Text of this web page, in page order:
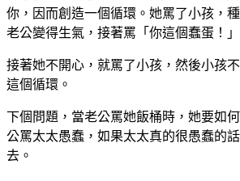
你，因而創造一個循環。她罵了小孩，
老公變得生氣，接著罵「你這個蠢蛋！」
接著她不開心，就罵了小孩，然後小孩
這個循環。
下個問題，當老公罵她飯桶時，她要如
公罵太太愚蠢，如果太太真的很愚蠢的
去。